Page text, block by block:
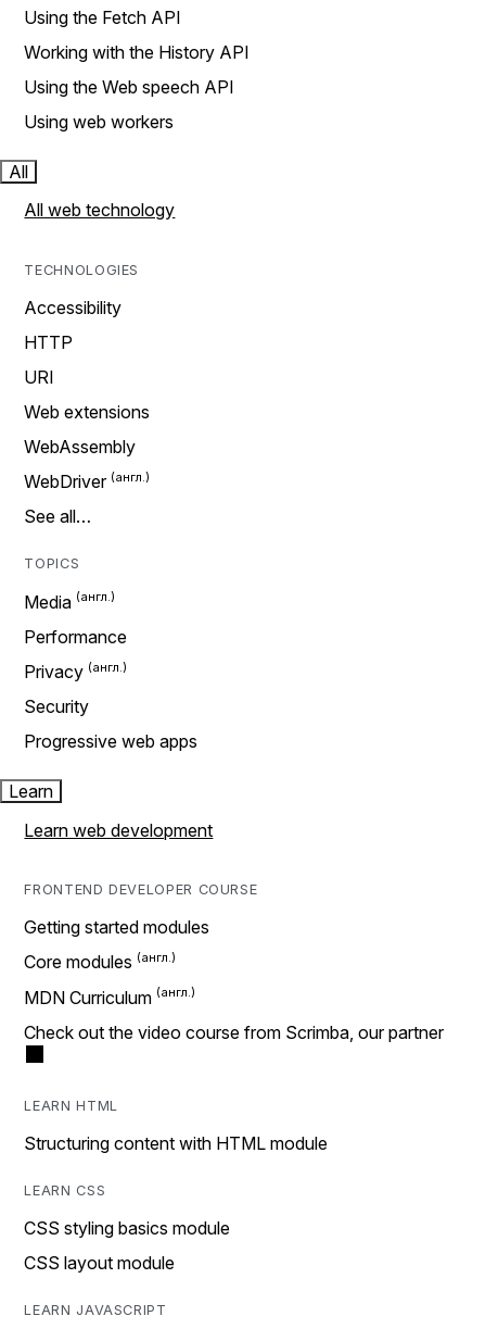
Using the Fetch API
Working with the History API
Using the Web speech API
Using web workers
All
All web technology
TECHNOLOGIES
Accessibility
HTTP
URI
Web extensions
WebAssembly
WebDriver
See all…
TOPICS
Media
Performance
Privacy
Security
Progressive web apps
Learn
Learn web development
FRONTEND DEVELOPER COURSE
Getting started modules
Core modules
MDN Curriculum
Check out the video course from Scrimba, our partner
LEARN HTML
Structuring content with HTML module
LEARN CSS
CSS styling basics module
CSS layout module
LEARN JAVASCRIPT